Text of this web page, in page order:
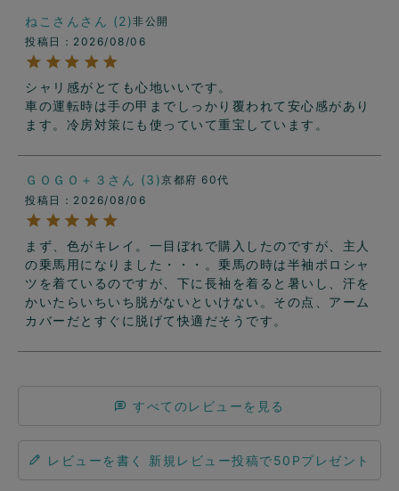
ねこさん 2 非公開
投稿日
2026/08/06
シャリ感がとても心地いいです。
車の運転時は手の甲までしっかり覆われて安心感があり
ＧＯＧＯ＋３ 3 京都府 60代
投稿日
2026/08/06
まず、色がキレイ。一目ぼれで購入したのですが、主人
の乗馬用になりました・・・。乗馬の時は半袖ポロシャ
ツを着ているのですが、下に長袖を着ると暑いし、汗を
かいたらいちいち脱がないといけない。その点、アーム
カバーだとすぐに脱げて快適だそうです。
すべてのレビューを見る
レビューを書く